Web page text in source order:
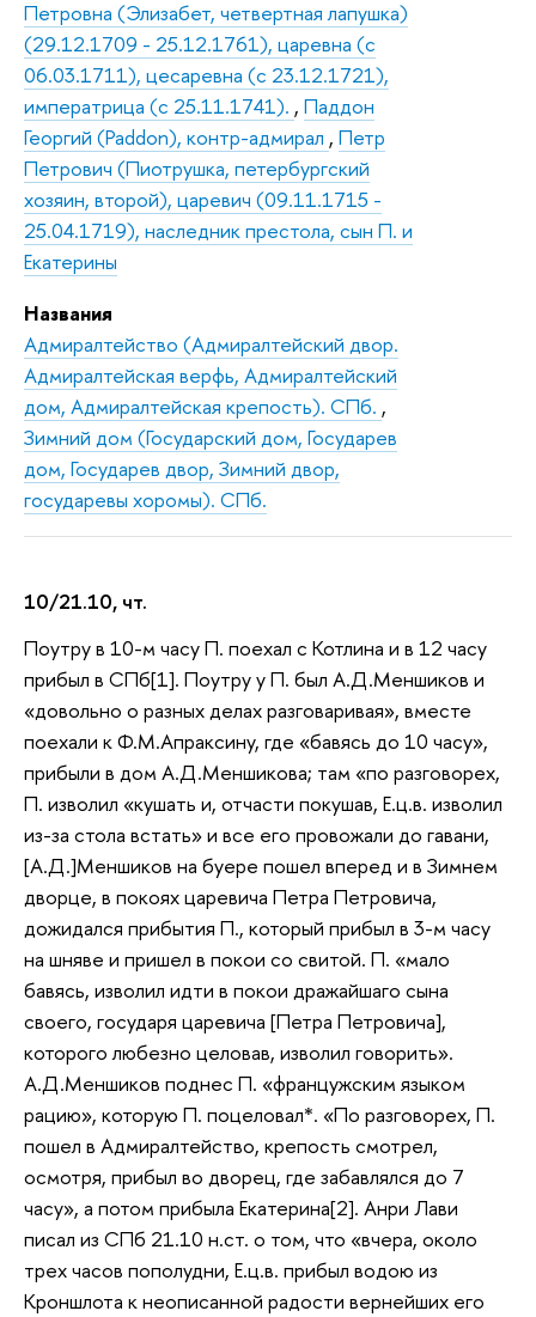
Петровна (Элизабет, четвертная лапушка)
(29.12.1709 - 25.12.1761), царевна (с
06.03.1711), цесаревна (с 23.12.1721),
императрица (с 25.11.1741). , Паддон
Георгий (Paddon), контр-адмирал , Петр
Петрович (Пиотрушка, петербургский
хозяин, второй), царевич (09.11.1715 -
25.04.1719), наследник престола, сын П. и
Екатерины
Названия
Адмиралтейство (Адмиралтейский двор.
Адмиралтейская верфь, Адмиралтейский
дом, Адмиралтейская крепость). СПб. ,
Зимний дом (Государский дом, Государев
дом, Государев двор, Зимний двор,
государевы хоромы). СПб.
10/21.10, чт.
Поутру в 10-м часу П. поехал с Котлина и в 12 часу
прибыл в СПб[1]. Поутру у П. был А.Д.Меншиков и
«довольно о разных делах разговаривая», вместе
поехали к Ф.М.Апраксину, где «бавясь до 10 часу»,
прибыли в дом А.Д.Меншикова; там «по разговорех,
П. изволил «кушать и, отчасти покушав, Е.ц.в. изволил
из-за стола встать» и все его провожали до гавани,
[А.Д.]Меншиков на буере пошел вперед и в Зимнем
дворце, в покоях царевича Петра Петровича,
дожидался прибытия П., который прибыл в 3-м часу
на шняве и пришел в покои со свитой. П. «мало
бавясь, изволил идти в покои дражайшаго сына
своего, государя царевича [Петра Петровича],
которого любезно целовав, изволил говорить».
А.Д.Меншиков поднес П. «францужским языком
рацию», которую П. поцеловал*. «По разговорех, П.
пошел в Адмиралтейство, крепость смотрел,
осмотря, прибыл во дворец, где забавлялся до 7
часу», а потом прибыла Екатерина[2]. Анри Лави
писал из СПб 21.10 н.ст. о том, что «вчера, около
трех часов пополудни, Е.ц.в. прибыл водою из
Кроншлота к неописанной радости вернейших его